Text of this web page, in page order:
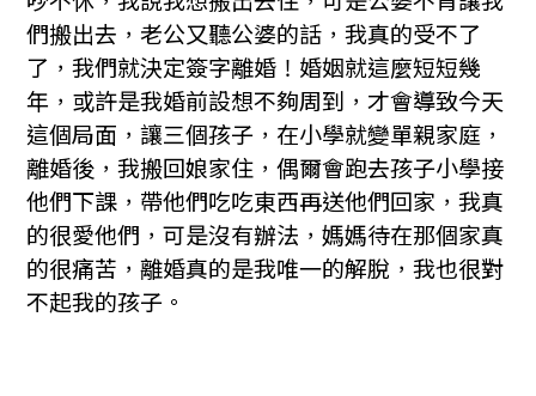
們搬出去，老公又聽公婆的話，我真的受不了
了，我們就決定簽字離婚！婚姻就這麼短短幾
年，或許是我婚前設想不夠周到，才會導致今天
這個局面，讓三個孩子，在小學就變單親家庭，
離婚後，我搬回娘家住，偶爾會跑去孩子小學接
他們下課，帶他們吃吃東西再送他們回家，我真
的很愛他們，可是沒有辦法，媽媽待在那個家真
的很痛苦，離婚真的是我唯一的解脫，我也很對
不起我的孩子。